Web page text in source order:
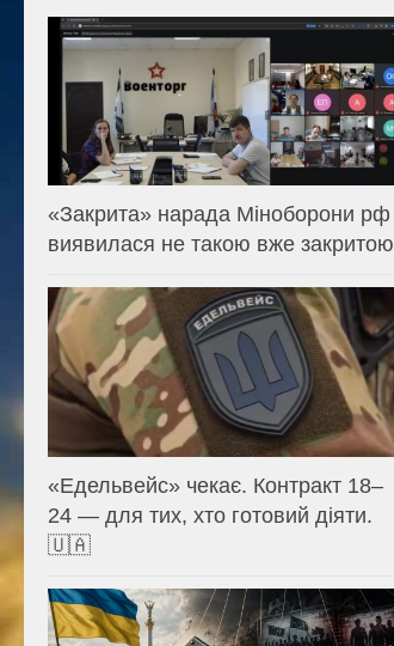
«Закрита» нарада Міноборони рф
виявилася не такою вже закритою
«Едельвейс» чекає. Контракт 18–
24 — для тих, хто готовий діяти.
🇺🇦